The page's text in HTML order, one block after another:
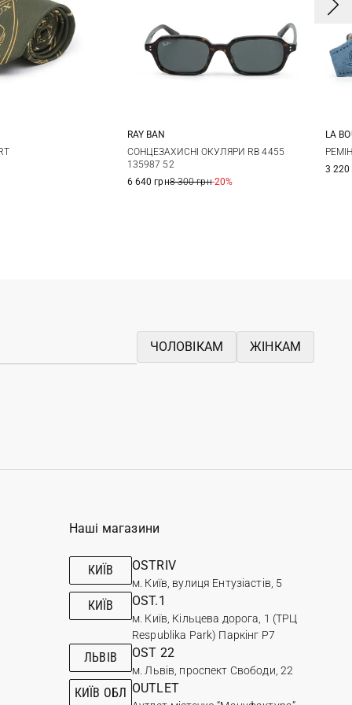
One size One size
RAY BAN
СОНЦЕЗАХИСНІ ОКУЛЯРИ RB 4455
135987 52
6 640 грн8 300 грн-20%
M
LA
3 220
ЧОЛОВІКАМ ЖІНКАМ
Наші магазини
КИЇВ OSTRIV
м. Київ, вулиця Ентузіастів, 5
КИЇВ OST.1
м. Київ, Кільцева дорога, 1 (ТРЦ
Respublika Park) Паркінг Р7
ЛЬВІВ OST 22
м. Львів, проспект Свободи, 22
КИЇВ ОБЛ OUTLET